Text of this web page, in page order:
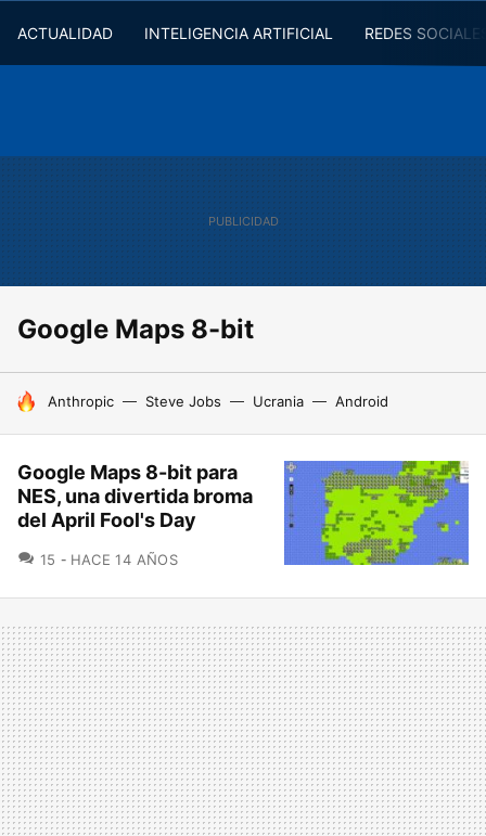
ACTUALIDAD INTELIGENCIA ARTIFICIAL REDES
Google Maps 8-bit
HOY SE HABLA DE
Anthropic Steve Jobs Ucrania Android
Google Maps 8-bit para
NES, una divertida broma
del April Fool's Day
15 COMENTARIOS
HACE 14 AÑOS